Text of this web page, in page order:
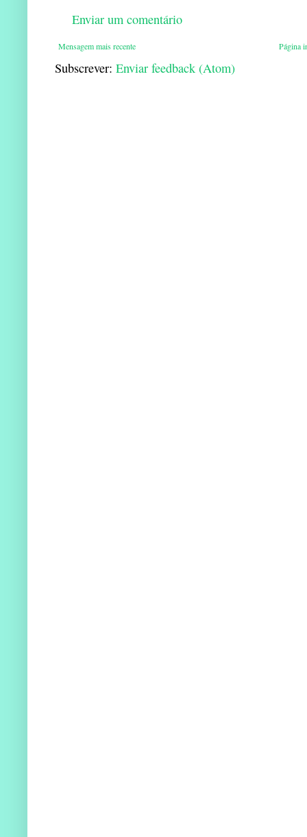
Enviar um comentário
Mensagem mais recente Página
Subscrever: Enviar feedback (Atom)